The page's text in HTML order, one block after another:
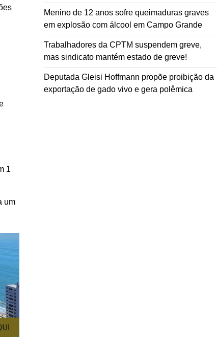
1
um
Menino de 12 anos sofre queimaduras graves
em explosão com álcool em Campo Grande
Trabalhadores da CPTM suspendem greve,
mas sindicato mantém estado de greve!
Deputada Gleisi Hoffmann propõe proibição da
exportação de gado vivo e gera polêmica